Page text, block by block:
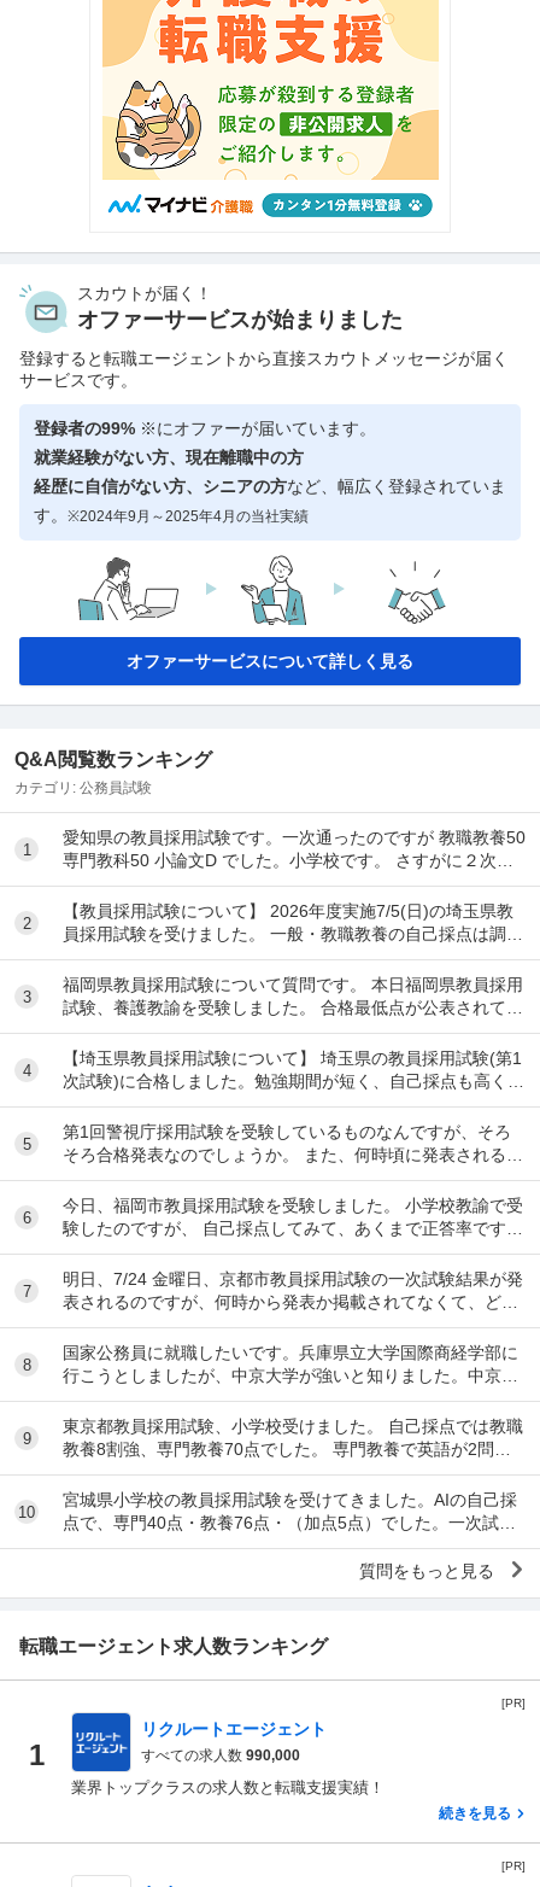
スカウトが届く！
オファーサービスが始まりました
登録すると転職エージェントから直接スカウトメッセージが届く
サービスです。
登録者の99% ※にオファーが届いています。
就業経験がない方、現在離職中の方
経歴に自信がない方、シニアの方など、幅広く登録されていま
す。 ※2024年9月～2025年4月の当社実績
オファーサービスについて詳しく見る
Q&A閲覧数ランキング
カテゴリ: 公務員試験
1
愛知県の教員採用試験です。一次通ったのですが 教職教養50
専門教科50 小論文D でした。小学校です。 さすがに２次試
験で面接頑張っても受かんないで...
2
【教員採用試験について】 2026年度実施7/5(日)の埼玉県教
員採用試験を受けました。 一般・教職教養の自己採点は調べ
ながら行ったのですが、専門教養(国...
3
福岡県教員採用試験について質問です。 本日福岡県教員採用
試験、養護教諭を受験しました。 合格最低点が公表されてい
ないのですが、だいたい何割とれば一次試験は...
4
【埼玉県教員採用試験について】 埼玉県の教員採用試験(第1
次試験)に合格しました。勉強期間が短く、自己採点も高くは
なかったため、合格するとは思っていません...
5
第1回警視庁採用試験を受験しているものなんですが、そろ
そろ合格発表なのでしょうか。 また、何時頃に発表されるも
のなのでしょうか。
6
今日、福岡市教員採用試験を受験しました。 小学校教諭で受
験したのですが、 自己採点してみて、あくまで正答率です
が、 小学校全科 78% 教職教養 62....
7
明日、7/24 金曜日、京都市教員採用試験の一次試験結果が発
表されるのですが、何時から発表か掲載されてなくて、どな
たかわかる方教えてください。
8
国家公務員に就職したいです。兵庫県立大学国際商経学部に
行こうとしましたが、中京大学が強いと知りました。中京大
学に行くべきだと思いますか？あとバカにされるか...
9
東京都教員採用試験、小学校受けました。 自己採点では教職
教養8割強、専門教養70点でした。 専門教養で英語が2問出
題されたのですが、2問とも落としてしまい...
10
宮城県小学校の教員採用試験を受けてきました。AIの自己採
点で、専門40点・教養76点・（加点5点）でした。一次試験
を通過できるか不安です。
質問をもっと見る
転職エージェント求人数ランキング
[PR]
1
リクルートエージェント
すべての求人数 990,000
業界トップクラスの求人数と転職支援実績！
続きを見る
[PR]